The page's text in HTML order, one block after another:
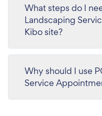
What steps do I
Landscaping
Kibo site?
Why should I use
Service